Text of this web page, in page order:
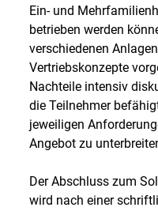
Ein- und
betrieben werden
verschiedenen
Vertriebskonzepte
Nachteile intensiv
die Teilnehmer
jeweiligen
Angebot zu
Der Abschluss zum
wird nach einer